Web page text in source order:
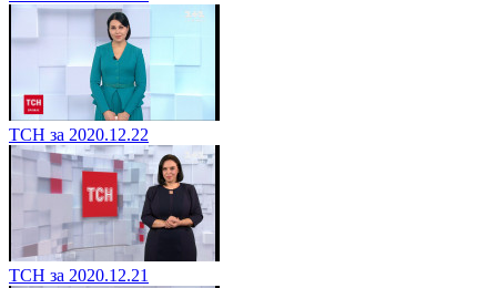
ТСН за 2020.12.22
ТСН за 2020.12.21